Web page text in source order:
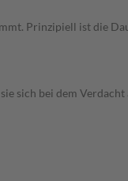
Prinzipiell ist die
sich bei dem